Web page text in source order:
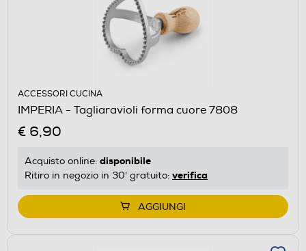
ACCESSORI CUCINA
IMPERIA - Tagliaravioli forma cuore 7808
€ 6,90
Acquisto online: disponibile
Ritiro in negozio in 30' gratuito: verifica
AGGIUNGI